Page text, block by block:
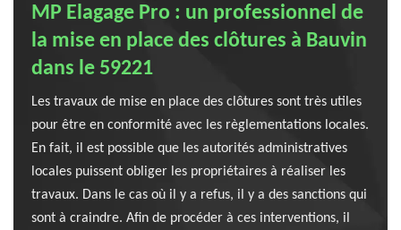
MP Elagage Pro : un professionnel de
la mise en place des clôtures à Bauvin
dans le 59221
Les travaux de mise en place des clôtures sont très utiles
pour être en conformité avec les règlementations locales.
En fait, il est possible que les autorités administratives
locales puissent obliger les propriétaires à réaliser les
travaux. Dans le cas où il y a refus, il y a des sanctions qui
sont à craindre. Afin de procéder à ces interventions, il